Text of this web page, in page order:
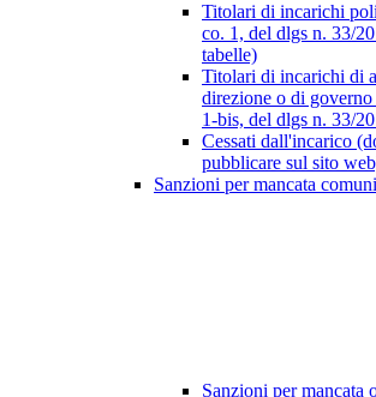
Titolari di incarichi
co. 1, del dlgs n. 33/
tabelle)
Titolari di incarichi di
direzione o di
1-bis, del dlgs n. 33/
Cessati dall'incarico
pubblicare sul sito
Sanzioni per mancata
Sanzioni per mancata